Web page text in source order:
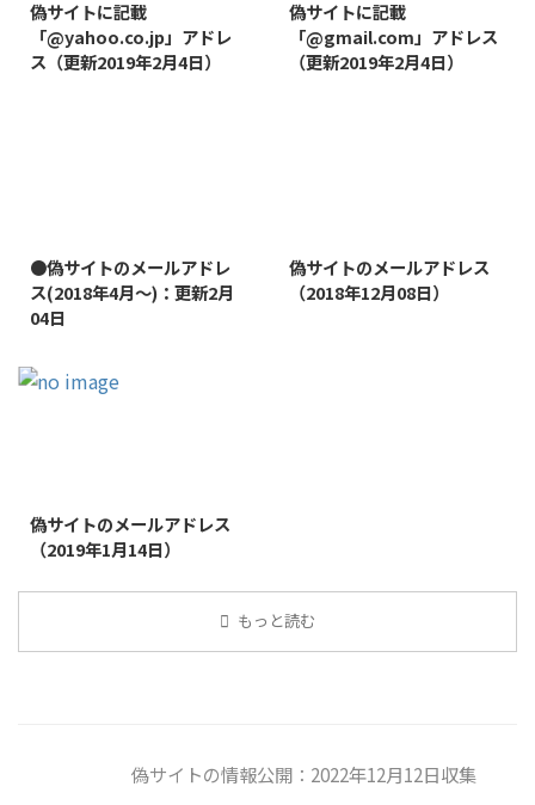
偽サイトに記載
「@yahoo.co.jp」アドレ
ス（更新2019年2月4日）
偽サイトに記載
「@gmail.com」アドレス
（更新2019年2月4日）
●偽サイトのメールアドレ
ス(2018年4月～)：更新2月
04日
偽サイトのメールアドレス
（2018年12月08日）
偽サイトのメールアドレス
（2019年1月14日）
もっと読む
偽サイトの情報公開：2022年12月12日収集